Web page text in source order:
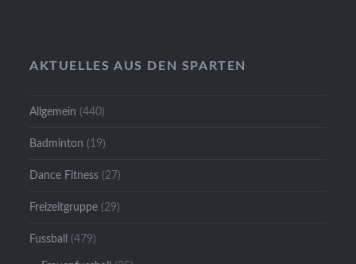
AKTUELLES AUS DEN SPARTEN
Allgemein (440)
Badminton (19)
Dance Fitness (27)
Freizeitgruppe (29)
Fussball (479)